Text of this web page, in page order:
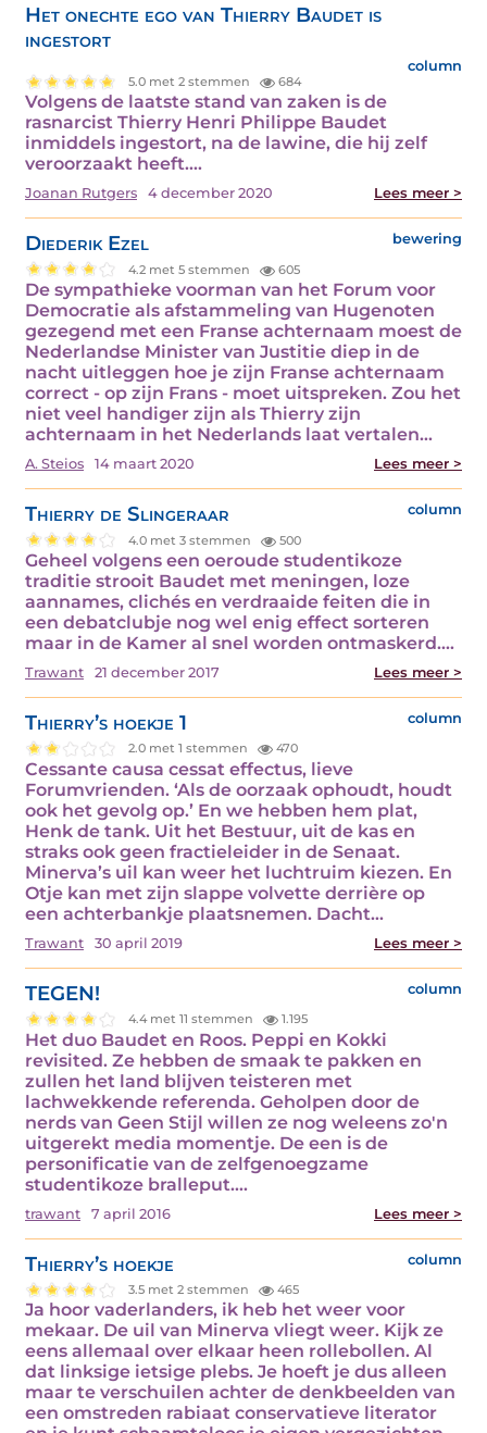
Het onechte ego van Thierry Baudet is
ingestort
column
5.0 met 2 stemmen 684
Volgens de laatste stand van zaken is de
rasnarcist Thierry Henri Philippe Baudet
inmiddels ingestort, na de lawine, die hij zelf
veroorzaakt heeft.…
Joanan Rutgers 4 december 2020 Lees meer >
Diederik Ezel bewering
4.2 met 5 stemmen 605
De sympathieke voorman van het Forum voor
Democratie als afstammeling van Hugenoten
gezegend met een Franse achternaam moest de
Nederlandse Minister van Justitie diep in de
nacht uitleggen hoe je zijn Franse achternaam
correct - op zijn Frans - moet uitspreken. Zou het
niet veel handiger zijn als Thierry zijn
achternaam in het Nederlands laat vertalen…
A. Steios 14 maart 2020 Lees meer >
Thierry de Slingeraar column
4.0 met 3 stemmen 500
Geheel volgens een oeroude studentikoze
traditie strooit Baudet met meningen, loze
aannames, clichés en verdraaide feiten die in
een debatclubje nog wel enig effect sorteren
maar in de Kamer al snel worden ontmaskerd.…
Trawant 21 december 2017 Lees meer >
Thierry’s hoekje 1 column
2.0 met 1 stemmen 470
Cessante causa cessat effectus, lieve
Forumvrienden. ‘Als de oorzaak ophoudt, houdt
ook het gevolg op.’ En we hebben hem plat,
Henk de tank. Uit het Bestuur, uit de kas en
straks ook geen fractieleider in de Senaat.
Minerva’s uil kan weer het luchtruim kiezen. En
Otje kan met zijn slappe volvette derrière op
een achterbankje plaatsnemen. Dacht…
Trawant 30 april 2019 Lees meer >
TEGEN! column
4.4 met 11 stemmen 1.195
Het duo Baudet en Roos. Peppi en Kokki
revisited. Ze hebben de smaak te pakken en
zullen het land blijven teisteren met
lachwekkende referenda. Geholpen door de
nerds van Geen Stijl willen ze nog weleens zo'n
uitgerekt media momentje. De een is de
personificatie van de zelfgenoegzame
studentikoze bralleput.…
trawant 7 april 2016 Lees meer >
Thierry’s hoekje column
3.5 met 2 stemmen 465
Ja hoor vaderlanders, ik heb het weer voor
mekaar. De uil van Minerva vliegt weer. Kijk ze
eens allemaal over elkaar heen rollebollen. Al
dat linksige ietsige plebs. Je hoeft je dus alleen
maar te verschuilen achter de denkbeelden van
een omstreden rabiaat conservatieve literator